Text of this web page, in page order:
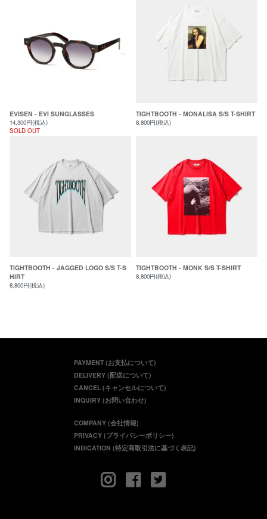
EVISEN - EVI SUNGLASSES
14,300円(税込)
SOLD OUT
TIGHTBOOTH - MONALISA S/S T-SHIRT
8,800円(税込)
TIGHTBOOTH - JAGGED LOGO S/S T-S
HIRT
8,800円(税込)
TIGHTBOOTH - MONK S/S T-SHIRT
8,800円(税込)
PAYMENT (お支払について)
DELIVERY (配送について)
CANCEL (キャンセルについて)
INQUIRY (お問い合わせ)
COMPANY (会社情報)
PRIVACY (プライバシーポリシー)
INDICATION (特定商取引法に基づく表記)